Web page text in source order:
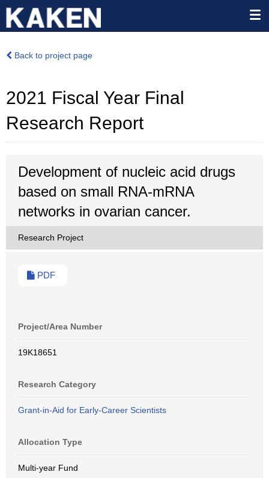
Back to project page
2021 Fiscal Year Final
Research Report
Development of nucleic acid drugs
based on small RNA-mRNA
networks in ovarian cancer.
Research Project
PDF
Project/Area Number
19K18651
Research Category
Grant-in-Aid for Early-Career Scientists
Allocation Type
Multi-year Fund